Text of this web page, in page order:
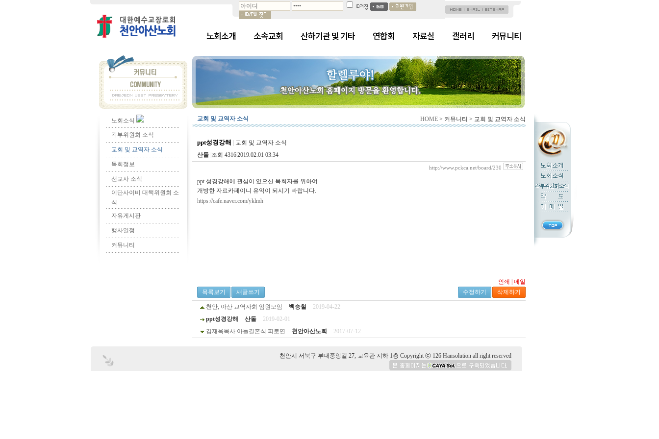
노회소개 소속교회 산하기관 및 기타 연합회 자료실 갤러리 커뮤니티
노회소식
각부위원회 소식
교회 및 교역자 소식
목회정보
선교사 소식
이단사이비 대책위원회 소
식
자유게시판
행사일정
커뮤니티
교회 및 교역자 소식 HOME > 커뮤니티 > 교회 및 교역자 소식
ppt성경강해
교회 및 교역자 소식
산돌 조회 43162019.02.01 03:34
http://www.pckca.net/board/230
ppt 성경강해에 관심이 있으신 목회자를 위하여
개방한 자료카페이니 유익이 되시기 바랍니다.
https://cafe.naver.com/yklmh
인쇄
메일
목록보기
새글쓰기 수정하기 삭제하기
천안, 아산 교역자회 임원모임 백승철
2019-04-22
ppt성경강해
산돌
2019-02-01
김재옥목사 아들결혼식 피로연
천안아산노회 2017-07-12
천안시 서북구 부대중앙길 27, 교육관 지하 1층 Copyright ⓒ 126 Hansolution all right reserved